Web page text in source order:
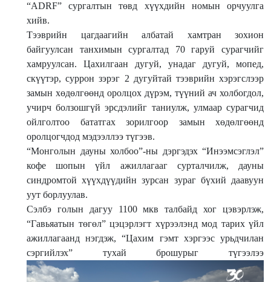
“ADRF” сургалтын төвд хүүхдийн номын орчуулга
хийв.
Тээврийн цагдаагийн албатай хамтран зохион
байгуулсан танхимын сургалтад 70 гаруй сурагчийг
хамруулсан. Цахилгаан дугуй, унадаг дугуй, мопед,
скүүтэр, суррон зэрэг 2 дугуйтай тээврийн хэрэгслээр
замын хөдөлгөөнд оролцох дүрэм, түүний ач холбогдол,
учирч болзошгүй эрсдэлийг таниулж, улмаар сурагчид
ойлголтоо бататгах зорилгоор замын хөдөлгөөнд
оролцогчдод мэдээллээ түгээв.
“Монголын дауны холбоо”-ны дэргэдэх “Инээмсэглэл”
кофе шопын үйл ажиллагааг сурталчилж, дауны
синдромтой хүүхдүүдийн зурсан зураг бүхий даавуун
уут борлуулав.
Сэлбэ голын дагуу 1100 мкв талбайд хог цэвэрлэж,
“Гавьяатын төгөл” цэцэрлэгт хүрээлэнд мод тарих үйл
ажиллагаанд нэгдэж, “Цахим гэмт хэргээс урьдчилан
сэргийлэх” тухай брошурыг түгээлээ